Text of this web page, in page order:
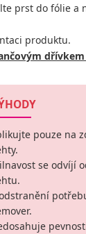
prst do fólie a
produktu.
dřívkem
pouze na
se odvíjí